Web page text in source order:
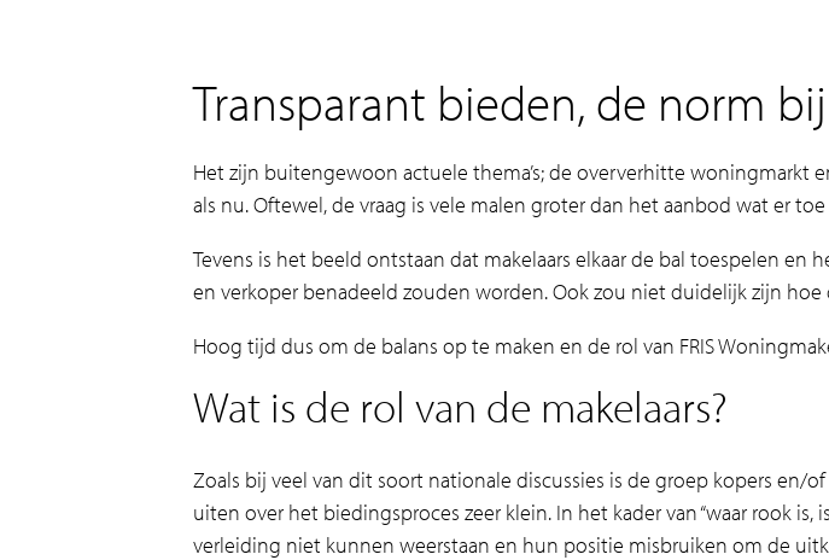
Transparant bieden, de norm
Het zijn buitengewoon actuele thema’s; de oververhitte woningmarkt
als nu. Oftewel, de vraag is vele malen groter dan het aanbod wat er
Tevens is het beeld ontstaan dat makelaars elkaar de bal toespelen
en verkoper benadeeld zouden worden. Ook zou niet duidelijk zijn
Hoog tijd dus om de balans op te maken en de rol van FRIS
Wat is de rol van de makelaars?
Zoals bij veel van dit soort nationale discussies is de groep kopers
uiten over het biedingsproces zeer klein. In het kader van “waar rook
verleiding niet kunnen weerstaan en hun positie misbruiken om de